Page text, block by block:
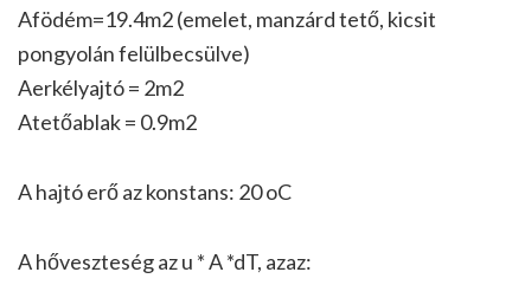
Afödém=19.4m2 (emelet, manzárd tető, kicsit
pongyolán felülbecsülve)
Aerkélyajtó = 2m2
Atetőablak = 0.9m2
A hajtó erő az konstans: 20 oC
A hőveszteség az u * A *dT, azaz: